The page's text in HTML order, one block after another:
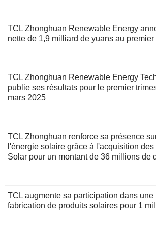
TCL Zhonghuan Renewable Energy
nette de 1,9 milliard de yuans au premier
TCL Zhonghuan Renewable Energy
publie ses résultats pour le premier
mars 2025
TCL Zhonghuan renforce sa présence
l'énergie solaire grâce à l'acquisition
Solar pour un montant de 36 millions de
TCL augmente sa participation dans une
fabrication de produits solaires pour 1